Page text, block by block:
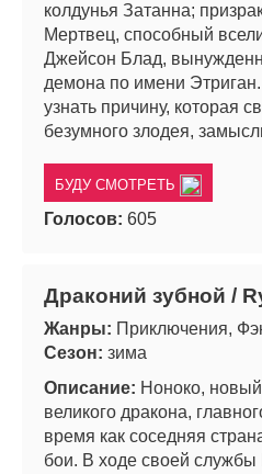
колдунья Затанна;
Мертвец, способный
Джейсон Блад,
демона по имени
узнать причину, которая
безумного злодея,
БУДУ СМОТРЕТЬ
Голосов: 605
Драконий зубной /
Жанры: Приключения,
Сезон: зима
Описание: Ноноко,
великого дракона,
время как соседняя
бои. В ходе своей службы